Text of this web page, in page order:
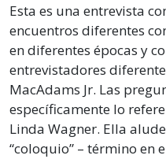
Esta es una entrevista
encuentros diferentes
en diferentes épocas y
entrevistadores
MacAdams Jr. Las
específicamente lo
Linda Wagner. Ella
“coloquio” – término en